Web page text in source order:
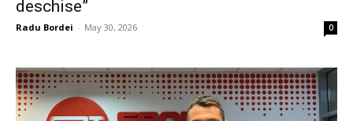
deschise”
Radu Bordei - May 30, 2026 0